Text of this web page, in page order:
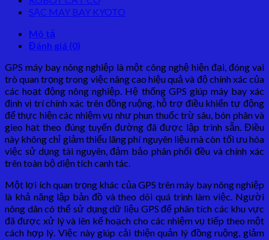
SẠC MAY BAY KYOTO
Mô tả
Đánh giá (0)
GPS máy bay nông nghiệp là một công nghệ hiện đại, đóng vai
trò quan trọng trong việc nâng cao hiệu quả và độ chính xác của
các hoạt động nông nghiệp. Hệ thống GPS giúp máy bay xác
định vị trí chính xác trên đồng ruộng, hỗ trợ điều khiển tự động
để thực hiện các nhiệm vụ như phun thuốc trừ sâu, bón phân và
gieo hạt theo đúng tuyến đường đã được lập trình sẵn. Điều
này không chỉ giảm thiểu lãng phí nguyên liệu mà còn tối ưu hóa
việc sử dụng tài nguyên, đảm bảo phân phối đều và chính xác
trên toàn bộ diện tích canh tác.
Một lợi ích quan trọng khác của GPS trên máy bay nông nghiệp
là khả năng lập bản đồ và theo dõi quá trình làm việc. Người
nông dân có thể sử dụng dữ liệu GPS để phân tích các khu vực
đã được xử lý và lên kế hoạch cho các nhiệm vụ tiếp theo một
cách hợp lý. Việc này giúp cải thiện quản lý đồng ruộng, giảm